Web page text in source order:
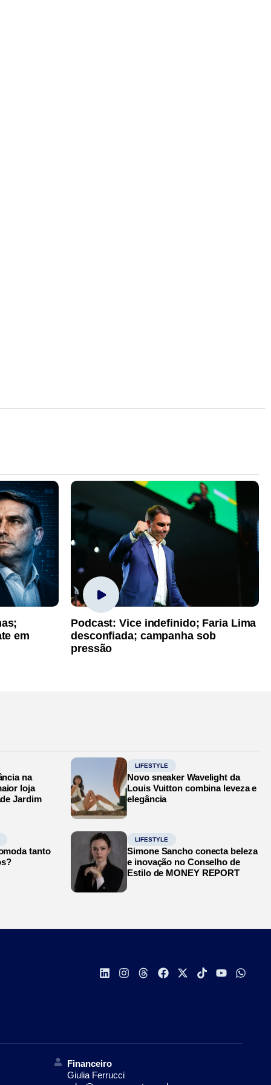
em
Podcast: Vice indefinido; Faria Lima
desconfiada; campanha sob
pressão
na
loja
Jardim
LIFESTYLE
Novo sneaker Wavelight da
Louis Vuitton combina leveza e
elegância
tanto
LIFESTYLE
Simone Sancho conecta beleza
e inovação no Conselho de
Estilo de MONEY REPORT
Financeiro
Giulia Ferrucci